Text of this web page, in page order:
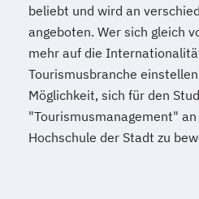
beliebt und wird an
angeboten. Wer sich gleich
mehr auf die
Tourismusbranche
Möglichkeit, sich für den
"Tourismusmanagement"
Hochschule der Stadt zu